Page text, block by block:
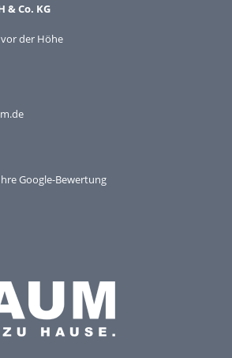
& Co. KG
der Höhe
Google-Bewertung